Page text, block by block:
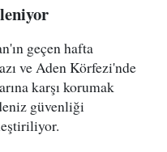
geçen hafta
ve Aden Körfezi'nde
karşı korumak
güvenliği